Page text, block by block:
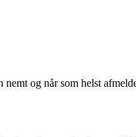
og når som helst